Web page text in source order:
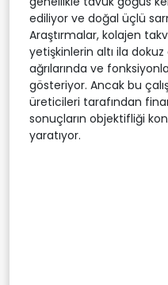
ediliyor ve doğal üçlü
Araştırmalar, kolajen
yetişkinlerin altı ila
ağrılarında ve
gösteriyor. Ancak bu
üreticileri tarafından
sonuçların objektifliği
yaratıyor.